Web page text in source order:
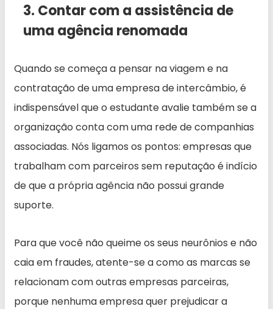
3. Contar com a assistência de
uma agência renomada
Quando se começa a pensar na viagem e na
contratação de uma empresa de intercâmbio, é
indispensável que o estudante avalie também se a
organização conta com uma rede de companhias
associadas. Nós ligamos os pontos: empresas que
trabalham com parceiros sem reputação é indício
de que a própria agência não possui grande
suporte.
Para que você não queime os seus neurônios e não
caia em fraudes, atente-se a como as marcas se
relacionam com outras empresas parceiras,
porque nenhuma empresa quer prejudicar a